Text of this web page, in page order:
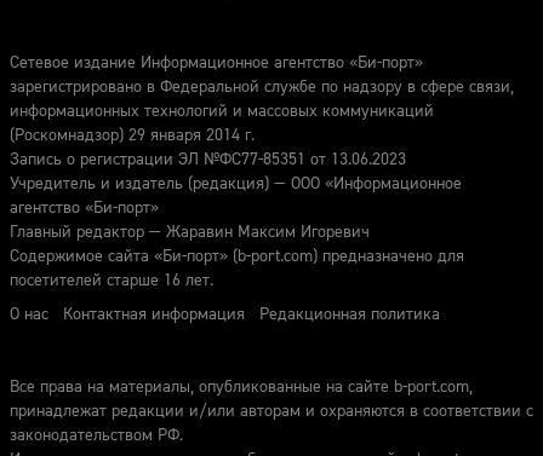
Сетевое издание Информационное агентство «Би-порт»
зарегистрировано в Федеральной службе по надзору в сфере связи,
информационных технологий и массовых коммуникаций
(Роскомнадзор) 29 января 2014 г.
Запись о регистрации ЭЛ №ФС77-85351 от 13.06.2023
Учредитель и издатель (редакция) — ООО «Информационное
агентство «Би-порт»
Главный редактор — Жаравин Максим Игоревич
Содержимое сайта «Би-порт» (b-port.com) предназначено для
посетителей старше 16 лет.
О нас
Контактная информация Редакционная политика
Все права на материалы, опубликованные на сайте b-port.com,
принадлежат редакции и/или авторам и охраняются в соответствии с
законодательством РФ.